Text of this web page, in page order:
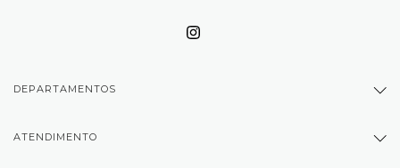
DEPARTAMENTOS
ATENDIMENTO